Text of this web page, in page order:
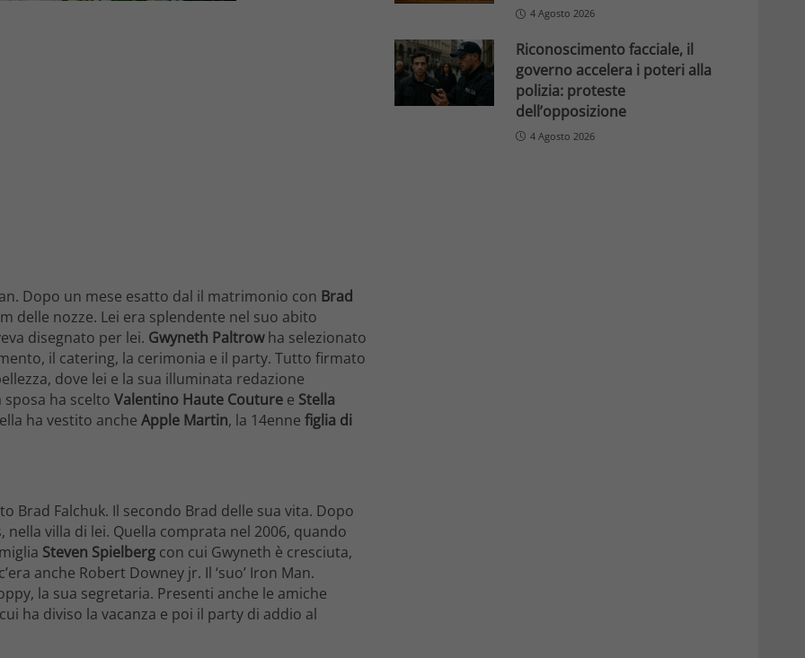
Dopo un mese esatto dal il matrimonio con Brad
delle nozze. Lei era splendente nel suo abito
disegnato per lei. Gwyneth Paltrowha selezionato
il catering, la cerimonia e il party. Tutto firmato
dove lei e la sua illuminata redazione
ha scelto Valentino Haute Couture e Stella
ha vestito anche Apple Martin, la 14enne figlia di
Brad Falchuk. Il secondo Brad delle sua vita. Dopo
villa di lei. Quella comprata nel 2006, quando
Steven Spielberg con cui Gwyneth è cresciuta,
anche Robert Downey jr. Il ‘suo’ Iron Man.
la sua segretaria. Presenti anche le amiche
ha diviso la vacanza e poi il party di addio al
4 Agosto 2026
Riconoscimento facciale, il
governo accelera i poteri alla
polizia: proteste
dell’opposizione
4 Agosto 2026